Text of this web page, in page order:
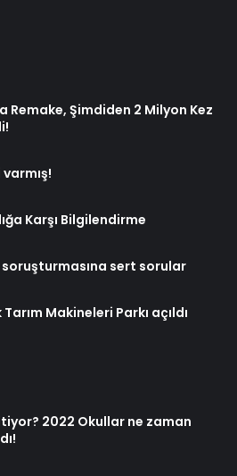
Remake, Şimdiden 2 Milyon Kez
Karşı Bilgilendirme
soruşturmasına sert sorular
Makineleri Parkı açıldı
2022 Okullar ne zaman